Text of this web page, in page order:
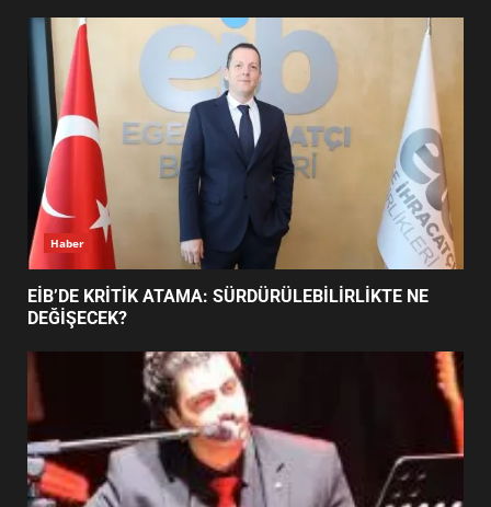
4
FİNALİNDE NE BAŞARDI?
5
BALIKESİR MÜZELERİNDE SÜRE
UZATILDI: NE DEĞİŞTİ?
BURHANİYE SATRANÇ
TURNUVASI KAYITLARI NEYİ
7
BURHANİYE BELEDİYESPOR’DA
YENİ YÖNETİM NASIL
ŞEKİLLENDİ?
Haber
EİB’DE KRİTİK ATAMA: SÜRDÜRÜLEBİLİRLİKTE NE
DEĞİŞECEK?